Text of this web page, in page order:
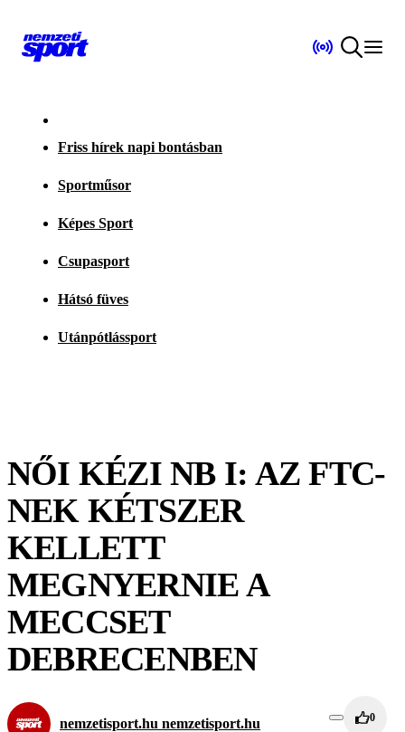
Friss hírek napi bontásban
Sportműsor
Képes Sport
Csupasport
Hátsó füves
Utánpótlássport
NŐI KÉZI NB I: AZ FTC-
NEK KÉTSZER
KELLETT
MEGNYERNIE A
MECCSET
DEBRECENBEN
nemzetisport.hu nemzetisport.hu 0